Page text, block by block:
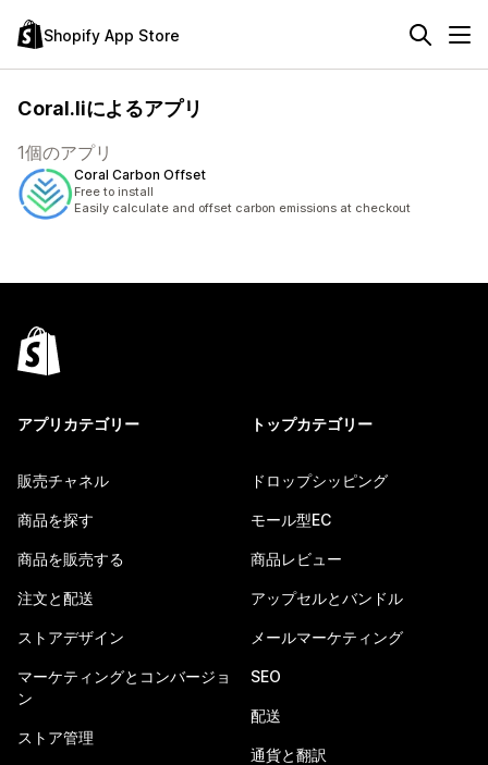
Shopify App Store
Coral.liによるアプリ
1個のアプリ
Coral Carbon Offset
Free to install
Easily calculate and offset carbon emissions at checkout
アプリカテゴリー
販売チャネル
商品を探す
商品を販売する
注文と配送
ストアデザイン
マーケティングとコンバージョ
ン
ストア管理
トップカテゴリー
ドロップシッピング
モール型EC
商品レビュー
アップセルとバンドル
メールマーケティング
SEO
配送
通貨と翻訳